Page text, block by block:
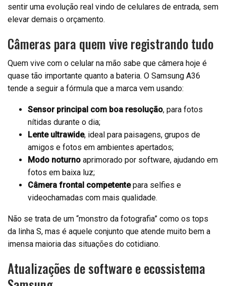
sentir uma evolução real vindo de celulares de entrada, sem
elevar demais o orçamento.
Câmeras para quem vive registrando tudo
Quem vive com o celular na mão sabe que câmera hoje é
quase tão importante quanto a bateria. O Samsung A36
tende a seguir a fórmula que a marca vem usando:
Sensor principal com boa resolução, para fotos
nítidas durante o dia;
Lente ultrawide, ideal para paisagens, grupos de
amigos e fotos em ambientes apertados;
Modo noturno aprimorado por software, ajudando em
fotos em baixa luz;
Câmera frontal competentepara selfies e
videochamadas com mais qualidade.
Não se trata de um “monstro da fotografia” como os tops
da linha S, mas é aquele conjunto que atende muito bem a
imensa maioria das situações do cotidiano.
Atualizações de software e ecossistema